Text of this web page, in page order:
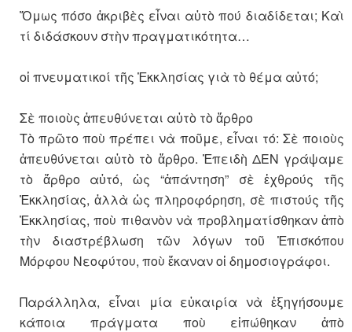
Ὅμως πόσο ἀκριβὲς εἶναι αὐτὸ πού διαδίδεται; Καὶ
τί διδάσκουν στὴν πραγματικότητα…
οἱ πνευματικοί τῆς Ἐκκλησίας γιὰ τὸ θέμα αὐτό;
Σὲ ποιοὺς ἀπευθύνεται αὐτὸ τὸ ἄρθρο
Τὸ πρῶτο ποὺ πρέπει νὰ ποῦμε, εἶναι τό: Σὲ ποιοὺς
ἀπευθύνεται αὐτὸ τὸ ἄρθρο. Ἐπειδὴ ΔΕΝ γράψαμε
τὸ ἄρθρο αὐτό, ὡς “ἀπάντηση” σὲ ἐχθρούς τῆς
Ἐκκλησίας, ἀλλὰ ὡς πληροφόρηση, σὲ πιστούς τῆς
Ἐκκλησίας, ποὺ πιθανὸν νὰ προβληματίσθηκαν ἀπὸ
τὴν διαστρέβλωση τῶν λόγων τοῦ Ἐπισκόπου
Μόρφου Νεοφύτου, ποὺ ἔκαναν οἱ δημοσιογράφοι.
Παράλληλα, εἶναι μία εὐκαιρία νὰ ἐξηγήσουμε
κάποια πράγματα ποὺ εἰπώθηκαν ἀπὸ